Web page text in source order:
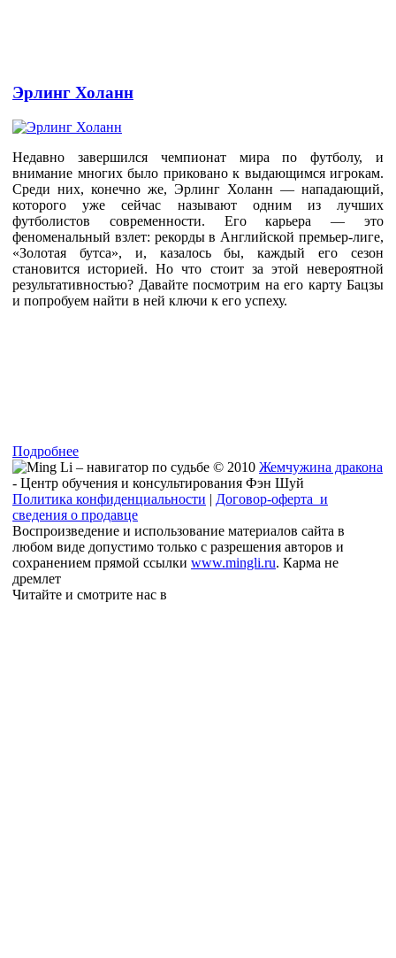
Эрлинг Холанн
Недавно завершился чемпионат мира по футболу, и
внимание многих было приковано к выдающимся игрокам.
Среди них, конечно же, Эрлинг Холанн — нападающий,
которого уже сейчас называют одним из лучших
футболистов современности. Его карьера — это
феноменальный взлет: рекорды в Английской премьер-лиге,
«Золотая бутса», и, казалось бы, каждый его сезон
становится историей. Но что стоит за этой невероятной
результативностью? Давайте посмотрим на его карту Бацзы
и попробуем найти в ней ключи к его успеху.
Подробнее
© 2010 Жемчужина дракона
- Центр обучения и консультирования Фэн Шуй
Политика конфиденциальности | Договор-оферта и
сведения о продавце
Воспроизведение и использование материалов сайта в
любом виде допустимо только с разрешения авторов и
сохранением прямой ссылки www.mingli.ru. Карма не
дремлет
Читайте и смотрите нас в